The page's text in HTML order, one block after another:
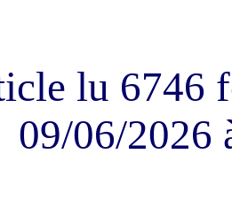
lu 6746
09/06/2026